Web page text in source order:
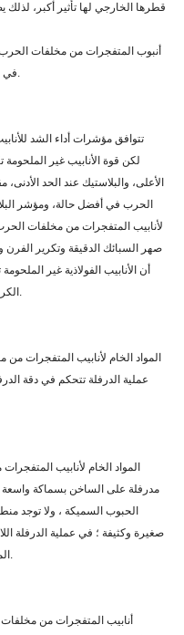
قطرها الخارجي لها تأثير أكبر،
أنبوب المتفجرات من مخلفات الحرب:
في القطر الخارجي دقيق، ونطاق التقلبات الصغيرة.
تتوافق مؤشرات أداء الشد
الأعلى، والبلاستيك عند الحد
لأنابيب المتفجرات من مخلفات
صهر السبائك الدقيقة وتكرير الفرن
أن الأنابيب الفولاذية غير
الكربون، من الصعب ضمان القوة والتوافق المعقول.
المواد الخام لأنابيب المتفجرات
عملية الدرفلة تتحكم في دقة
المواد الخام لأنابيب
مدرفلة على الساخن بسماكة
الحبوب السميكة ، ولا توجد
صغيرة وكثيفة ؛ في عملية الدرفلة
المتوسطة والمتحكم بها حجم حبيبات المواد الخام.
أنابيب المتفجرات من